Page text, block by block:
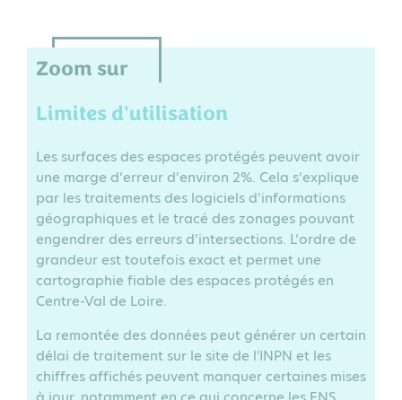
Zoom sur
Limites d'utilisation
Les surfaces des espaces protégés peuvent avoir
une marge d’erreur d’environ 2%. Cela s’explique
par les traitements des logiciels d’informations
géographiques et le tracé des zonages pouvant
engendrer des erreurs d’intersections. L’ordre de
grandeur est toutefois exact et permet une
cartographie fiable des espaces protégés en
Centre-Val de Loire.
La remontée des données peut générer un certain
délai de traitement sur le site de l'INPN et les
chiffres affichés peuvent manquer certaines mises